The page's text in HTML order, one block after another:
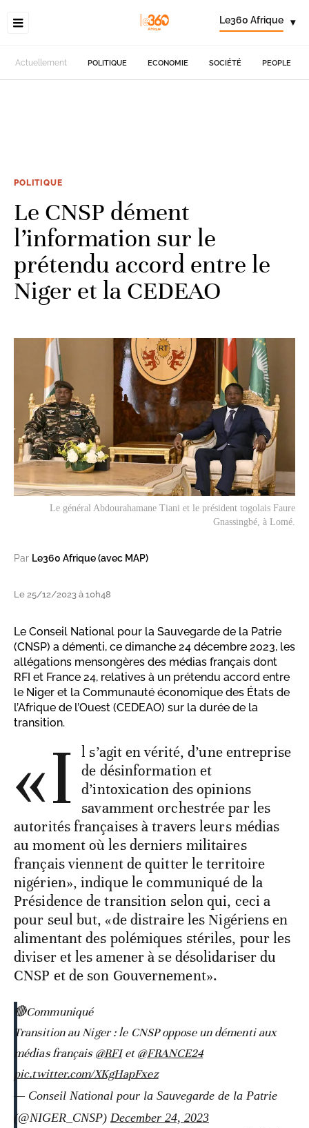
Le360 Afrique ▾
Actuellement POLITIQUE ECONOMIE SOCIÉTÉ PEOPLE
POLITIQUE
Le CNSP dément
l’information sur le
prétendu accord entre le
Niger et la CEDEAO
Le général Abdourahamane Tiani et le président togolais Faure
Gnassingbé, à Lomé.
Par Le360 Afrique (avec MAP)
Le 25/12/2023 à 10h48
Le Conseil National pour la Sauvegarde de la Patrie
(CNSP) a démenti, ce dimanche 24 décembre 2023, les
allégations mensongères des médias français dont
RFI et France 24, relatives à un prétendu accord entre
le Niger et la Communauté économique des États de
l’Afrique de l’Ouest (CEDEAO) sur la durée de la
transition.
«I l s’agit en vérité, d’une entreprise
de désinformation et
d’intoxication des opinions
savamment orchestrée par les
autorités françaises à travers leurs médias
au moment où les derniers militaires
français viennent de quitter le territoire
nigérien», indique le communiqué de la
Présidence de transition selon qui, ceci a
pour seul but, «de distraire les Nigériens en
alimentant des polémiques stériles, pour les
diviser et les amener à se désolidariser du
CNSP et de son Gouvernement».
🔴Communiqué
Transition au Niger : le CNSP oppose un démenti aux
médias français @RFIet@FRANCE24
pic.twitter.com/XKgHapFxez
— Conseil National pour la Sauvegarde de la Patrie
(@NIGER_CNSP) December 24, 2023